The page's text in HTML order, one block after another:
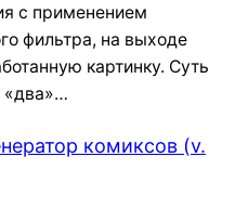
с применением
фильтра, на выходе
картинку. Суть
комиксов (v.